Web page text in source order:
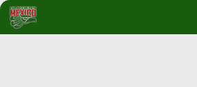
Debajo del contenido